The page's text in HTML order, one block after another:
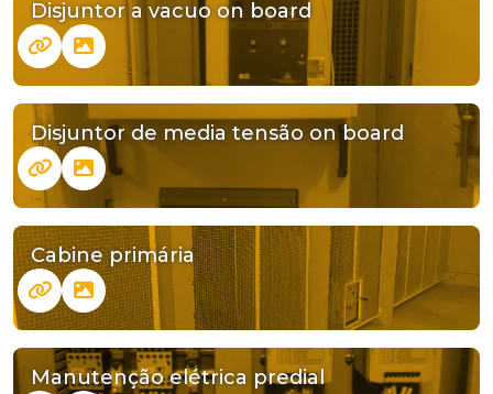
Disjuntor a vacuo on board
Disjuntor de media tensão on board
Cabine primária
Manutenção elétrica predial